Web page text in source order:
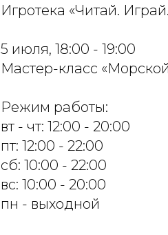
Игротека «Читай.
5 июля, 18:00 - 19:00
Мастер-класс «Морской
Режим работы:
вт - чт: 12:00 - 20:00
пт: 12:00 - 22:00
сб: 10:00 - 22:00
вс: 10:00 - 20:00
пн - выходной